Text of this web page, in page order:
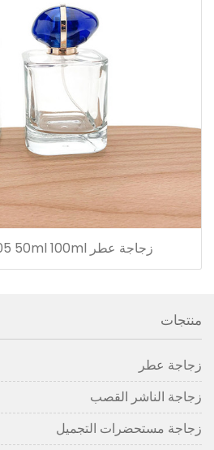
زجاجة عطر pw1004 pw1005 50ml 100ml
منتجات
زجاجة عطر
زجاجة الناشر القصب
زجاجة مستحضرات التجميل